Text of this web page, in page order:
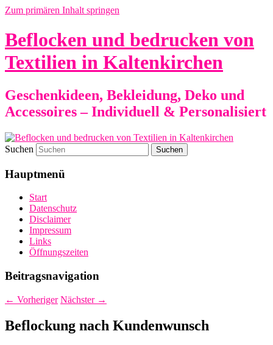
Zum primären Inhalt springen
Beflocken und bedrucken von
Textilien in Kaltenkirchen
Geschenkideen, Bekleidung, Deko und
Accessoires – Individuell & Personalisiert
Suchen
Hauptmenü
Start
Datenschutz
Disclaimer
Impressum
Links
Öffnungszeiten
Beitragsnavigation
← Vorheriger Nächster →
Beflockung nach Kundenwunsch